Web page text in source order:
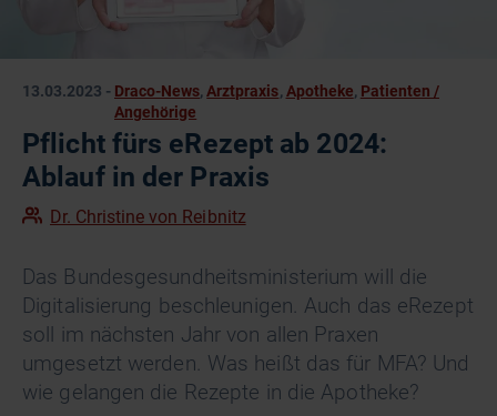
13.03.2023 - Draco-News,Arztpraxis, Apotheke, Patienten /
Angehörige
Pflicht fürs eRezept ab 2024:
Ablauf in der Praxis
Dr. Christine von Reibnitz
Das Bundesgesundheitsministerium will die
Digitalisierung beschleunigen. Auch das eRezept
soll im nächsten Jahr von allen Praxen
umgesetzt werden. Was heißt das für MFA? Und
wie gelangen die Rezepte in die Apotheke?